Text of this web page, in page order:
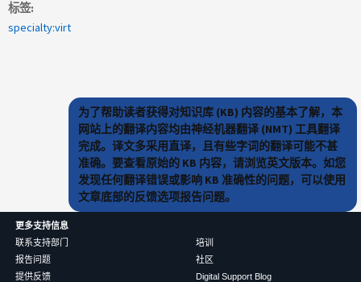
标签
specialty:virt
为了帮助读者获得对知识库 (KB) 内容的基本了解，本
网站上的翻译内容均由神经机器翻译 (NMT) 工具翻译
完成。译文多采用直译，且有些字词的翻译可能不甚
准确。要查看原始的 KB 内容，请浏览英文版本。如您
发现任何翻译错误或影响 KB 准确性的问题，可以使用
文章底部的反馈选项报告问题。
更多支持信息
联系支持部门
报告问题
提供反馈
培训
社区
Digital Support Blog